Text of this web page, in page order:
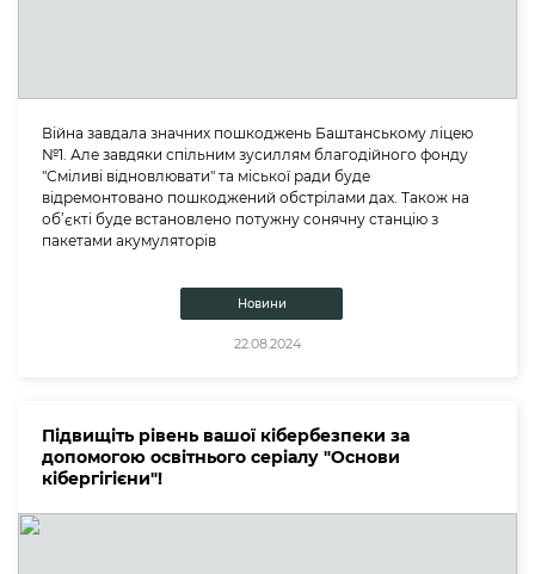
Війна завдала значних пошкоджень Баштанському ліцею
№1. Але завдяки спільним зусиллям благодійного фонду
"Сміливі відновлювати" та міської ради буде
відремонтовано пошкоджений обстрілами дах. Також на
об’єкті буде встановлено потужну сонячну станцію з
пакетами акумуляторів
Новини
22.08.2024
Підвищіть рівень вашої кібербезпеки за
допомогою освітнього серіалу "Основи
кібергігієни"!